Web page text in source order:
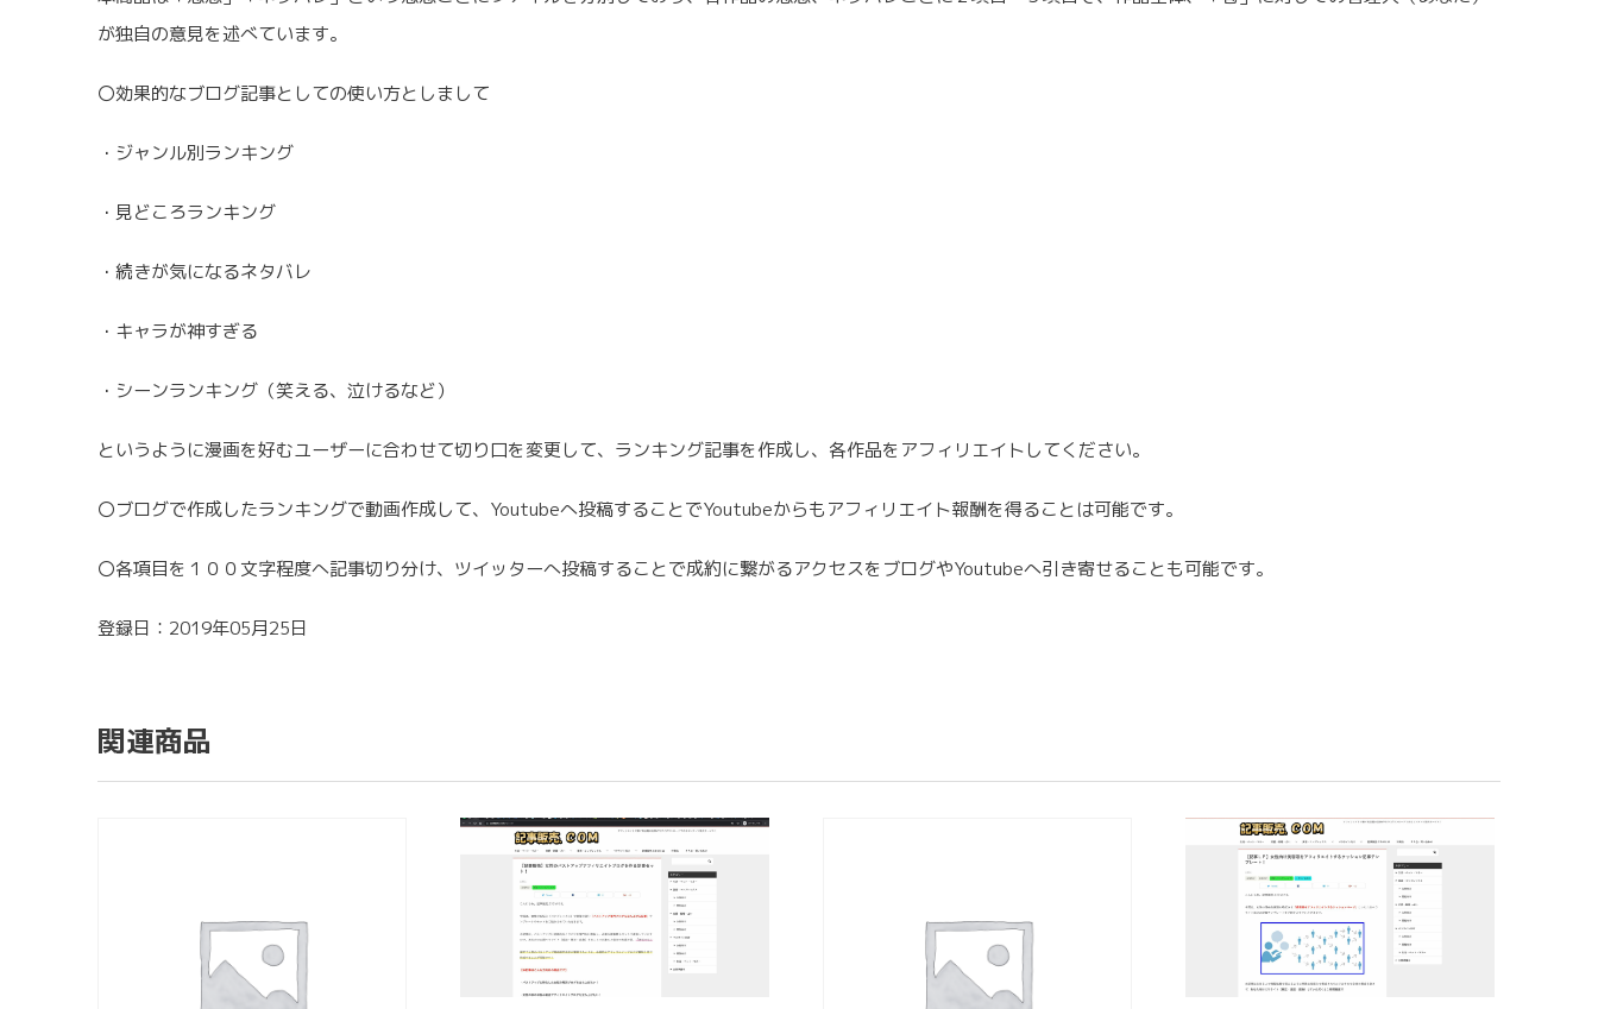
が独自の意見を述べています。
〇効果的なブログ記事としての使い方としまして
・ジャンル別ランキング
・見どころランキング
・続きが気になるネタバレ
・キャラが神すぎる
・シーンランキング（笑える、泣けるなど）
というように漫画を好むユーザーに合わせて切り口を変更して、ランキング記事を作成し、各作品をアフィリエイトしてください。
〇ブログで作成したランキングで動画作成して、Youtubeへ投稿することでYoutubeからもアフィリエイト報酬を得ることは可能です。
〇各項目を１００文字程度へ記事切り分け、ツイッターへ投稿することで成約に繋がるアクセスをブログやYoutubeへ引き寄せることも可能です。
登録日：2019年05月25日
関連商品